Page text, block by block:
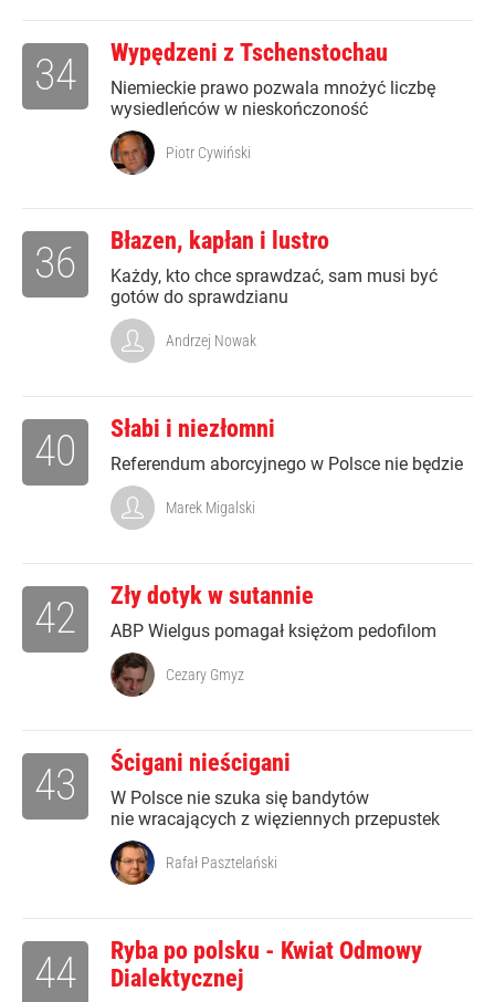
Wypędzeni z Tschenstochau
Niemieckie prawo pozwala mnożyć liczbę
wysiedleńców w nieskończoność
34
Piotr Cywiński
Błazen, kapłan i lustro
Każdy, kto chce sprawdzać, sam musi być
gotów do sprawdzianu
36
Andrzej Nowak
Słabi i niezłomni
Referendum aborcyjnego w Polsce nie będzie
40
Marek Migalski
Zły dotyk w sutannie
ABP Wielgus pomagał księżom pedofilom
42
Cezary Gmyz
Ścigani nieścigani
W Polsce nie szuka się bandytów
nie wracających z więziennych przepustek
43
Rafał Pasztelański
Ryba po polsku - Kwiat Odmowy
Dialektycznej
44